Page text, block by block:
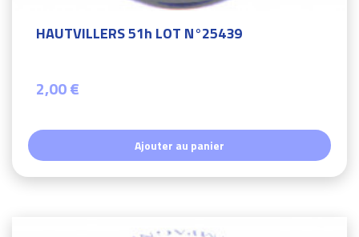
HAUTVILLERS 51h LOT N°25439
2,00 €
Ajouter au panier